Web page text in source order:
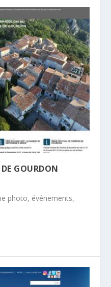
GOURDON
photo, événements,